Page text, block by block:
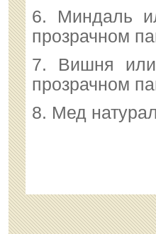
6. Миндаль
прозрачном
7. Вишня или
прозрачном
8. Мед